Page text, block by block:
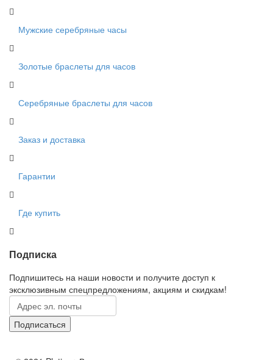
Мужские серебряные часы
Золотые браслеты для часов
Серебряные браслеты для часов
Заказ и доставка
Гарантии
Где купить
Подписка
Подпишитесь на наши новости и получите доступ к
эксклюзивным спецпредложениям, акциям и скидкам!